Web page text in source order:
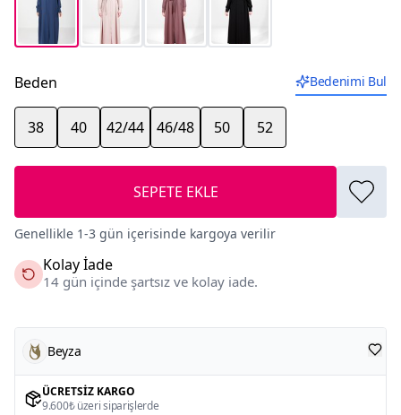
Beden Bedenimi Bul
38 40 42/44 46/48 50 52
SEPETE EKLE
Genellikle 1-3 gün içerisinde kargoya verilir
Kolay İade
14 gün içinde şartsız ve kolay iade.
Beyza
ÜCRETSIZ KARGO
9.600₺ üzeri siparişlerde